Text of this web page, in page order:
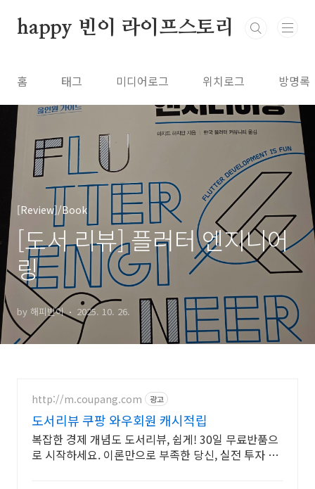
happy 빈이 라이프스토리
홈 태그 미디어로그 위치로그 방명록
[Review]/Book
[도서 리뷰] 플러터 엔지니어
링
by 해피빈이 2025. 10. 26.
http://m.coupang.com 광고
도서리뷰 쿠팡 와우회원 캐시적립
복잡한 경제 개념도 도서리뷰, 쉽게! 30일 무료반품으
로 시작하세요. 이론만으로 부족한 당신, 실전 투자 전